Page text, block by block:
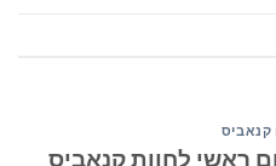
קנאביס
ראשי לחוות קנאביס